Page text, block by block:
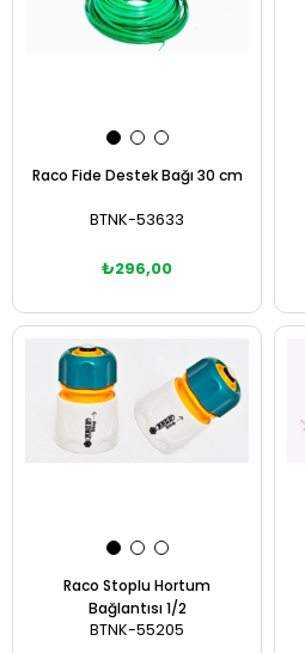
Raco Fide Destek Bağı 30 cm
BTNK-53633
₺296,00
Sepete Ekle
Raco Stoplu Hortum
Bağlantısı 1/2
BTNK-55205